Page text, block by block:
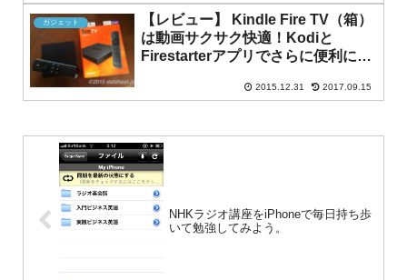
ガジェット
【レビュー】 Kindle Fire TV（箱）
は動画サクサク快適！Kodiと
Firestarterアプリでさらに便利にな
2015.12.31 2017.09.15
NHKラジオ講座をiPhoneで毎日持ち歩
いて勉強してみよう。